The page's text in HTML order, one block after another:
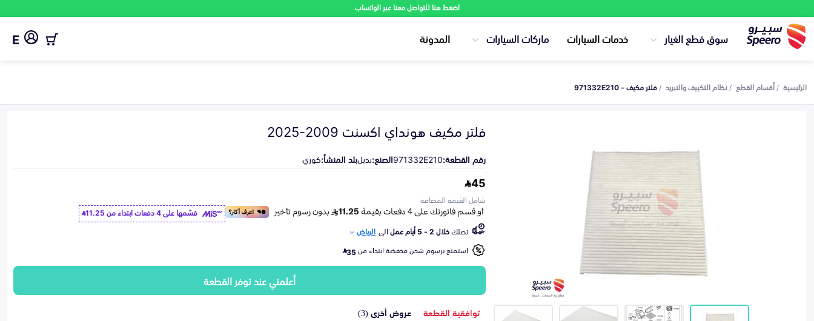
اضغط هنا للتواصل معنا عبر الواتساب
سوق قطع الغيار خدمات السيارات ماركات السيارات المدونة E
الرئيسية أقسام القطع نظام التكييف والتبريد فلتر مكيف - 971332E210
فلتر مكيف هونداي اكسنت 2009-2025
رقم القطعة:971332E210الصنع:بديلبلد المنشأ:كوري
45
شامل القيمة المضافة
قسّمها على 4 دفعات ابتداء من
11.25
تصلكخلال 2 - 5 أيام عمل الى الرياض
استمتع برسوم شحن مخفضة ابتداء من35
أعلمني عند توفر القطعة
توافقية القطعة عروض أخرى (3)